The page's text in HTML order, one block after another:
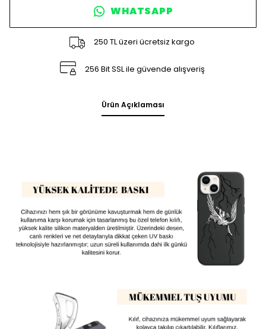
WHATSAPP
250 TL üzeri ücretsiz kargo
256 Bit SSL ile güvende alışveriş
Ürün Açıklaması